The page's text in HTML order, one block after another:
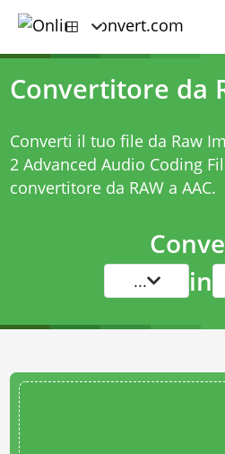
Convertitore da
Converti il tuo file da Raw
2 Advanced Audio Coding
convertitore da RAW a AAC.
... in